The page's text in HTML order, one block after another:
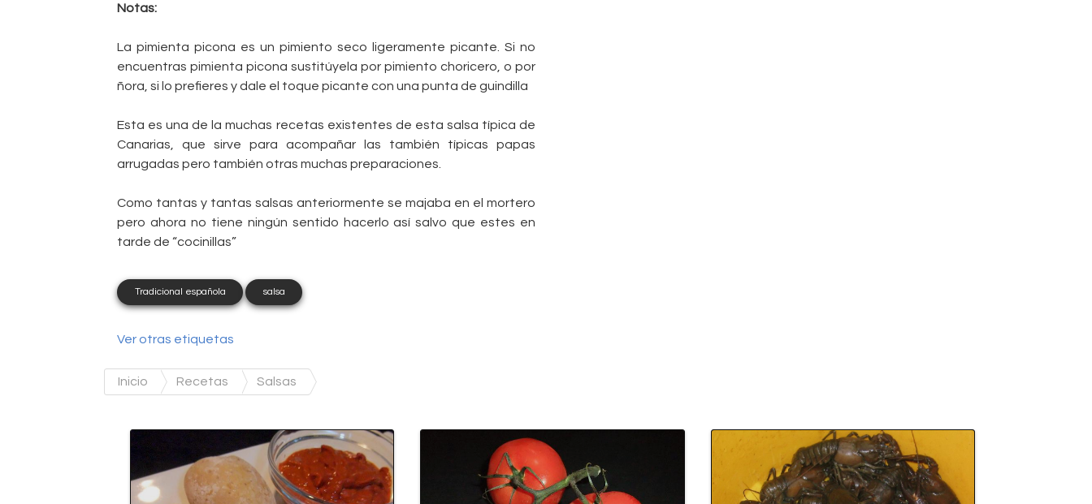
Notas:
La pimienta picona es un pimiento seco ligeramente picante. Si no
encuentras pimienta picona sustitúyela por pimiento choricero, o por
ñora, si lo prefieres y dale el toque picante con una punta de guindilla
Esta es una de la muchas recetas existentes de esta salsa típica de
Canarias, que sirve para acompañar las también típicas papas
arrugadas pero también otras muchas preparaciones.
Como tantas y tantas salsas anteriormente se majaba en el mortero
pero ahora no tiene ningún sentido hacerlo así salvo que estes en
tarde de “cocinillas”
Tradicional española salsa
Ver otras etiquetas
Inicio Recetas Salsas